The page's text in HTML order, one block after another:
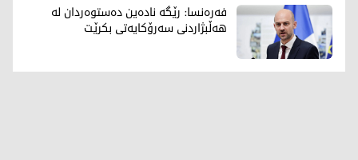
فەرەنسا: رێگە نادەین دەستوەردان لە
هەڵبژاردنی سەرۆکایەتی بکرێت